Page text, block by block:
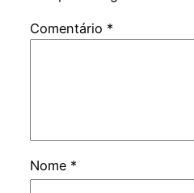
Comentário *
Nome *